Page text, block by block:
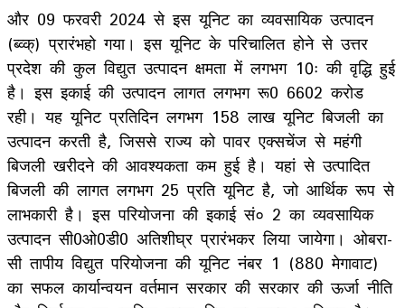
और 09 फरवरी 2024 से इस यूनिट का व्यवसायिक उत्पादन
(ब्व्क्) प्रारंभहो गया। इस यूनिट के परिचालित होने से उत्तर
प्रदेश की कुल विद्युत उत्पादन क्षमता में लगभग 10ः की वृद्धि हुई
है। इस इकाई की उत्पादन लागत लगभग रू0 6602 करोड
रही। यह यूनिट प्रतिदिन लगभग 158 लाख यूनिट बिजली का
उत्पादन करती है, जिससे राज्य को पावर एक्सचेंज से महंगी
बिजली खरीदने की आवश्यकता कम हुई है। यहां से उत्पादित
बिजली की लागत लगभग 25 प्रति यूनिट है, जो आर्थिक रूप से
लाभकारी है। इस परियोजना की इकाई सं० 2 का व्यवसायिक
उत्पादन सी0ओ0डी0 अतिशीघ्र प्रारंभकर लिया जायेगा। ओबरा-
सी तापीय विद्युत परियोजना की यूनिट नंबर 1 (880 मेगावाट)
का सफल कार्यान्वयन वर्तमान सरकार की सरकार की ऊर्जा नीति